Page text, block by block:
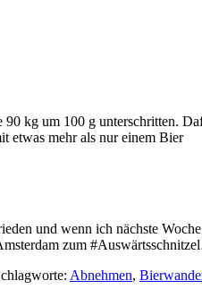
kg um 100 g unterschritten.
etwas mehr als nur einem Bier
und wenn ich nächste
zum
Abnehmen,